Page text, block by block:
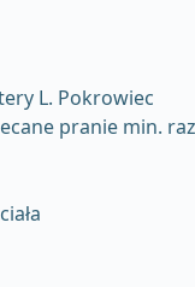
L. Pokrowiec
pranie min. raz